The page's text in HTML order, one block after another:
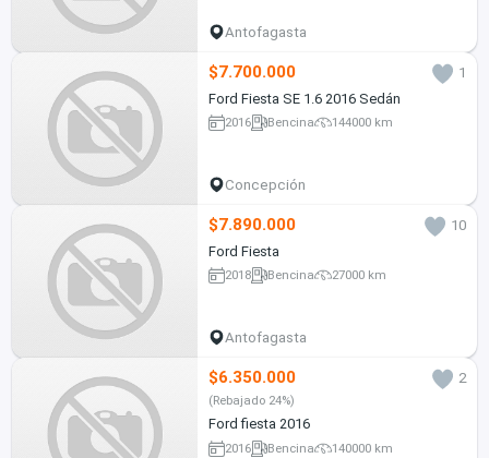
Antofagasta
$7.700.000
1
Ford Fiesta SE 1.6 2016 Sedán
2016 Bencina 144000 km
Concepción
$7.890.000
10
Ford Fiesta
2018 Bencina 27000 km
Antofagasta
$6.350.000 2
(Rebajado 24%)
Ford fiesta 2016
2016 Bencina 140000 km